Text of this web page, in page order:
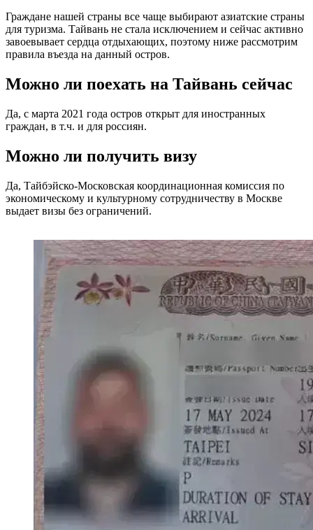
Граждане нашей страны все чаще выбирают азиатские страны
для туризма. Тайвань не стала исключением и сейчас активно
завоевывает сердца отдыхающих, поэтому ниже рассмотрим
правила въезда на данный остров.
Можно ли поехать на Тайвань сейчас
Да, с марта 2021 года остров открыт для иностранных
граждан, в т.ч. и для россиян.
Можно ли получить визу
Да, Тайбэйско-Московская координационная комиссия по
экономическому и культурному сотрудничеству в Москве
выдает визы без ограничений.